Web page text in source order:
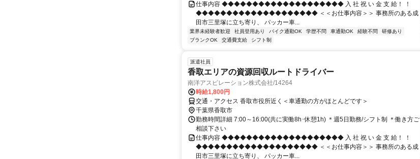
仕事内容 ◆◆◆◆◆◆◆◆◆◆◆◆◆◆◆◆◆◆◆◆ 入 社 祝 い 金 支 給！ ！
◆◆◆◆◆◆◆◆◆◆◆◆◆◆◆◆◆◆◆◆ ＜＜お仕事内容＞＞ 事務所のある成
田市三里塚に立ち寄り、 パッカー車...
業界未経験者歓迎 社員登用あり バイク通勤OK 学歴不問 車通勤OK 経験不問
研修あり
ブランクOK
交通費支給 シフト制
派遣社員
香取エリアの資源回収ルートドライバー
南洋アスピレーション株式会社/14264
時給1,800円
交通・アクセス 香取市役所近く＜車通勤の方がほとんどです＞
千葉県香取市
勤務時間詳細 7:00～16:00(共に実働8h･休憩1h) ＊週5日勤務/シフト制 ＊働き方ご
相談下さい
仕事内容 ◆◆◆◆◆◆◆◆◆◆◆◆◆◆◆◆◆◆◆◆ 入 社 祝 い 金 支 給！ ！
◆◆◆◆◆◆◆◆◆◆◆◆◆◆◆◆◆◆◆◆ ＜＜お仕事内容＞＞ 事務所のある成
田市三里塚に立ち寄り、 パッカー車...